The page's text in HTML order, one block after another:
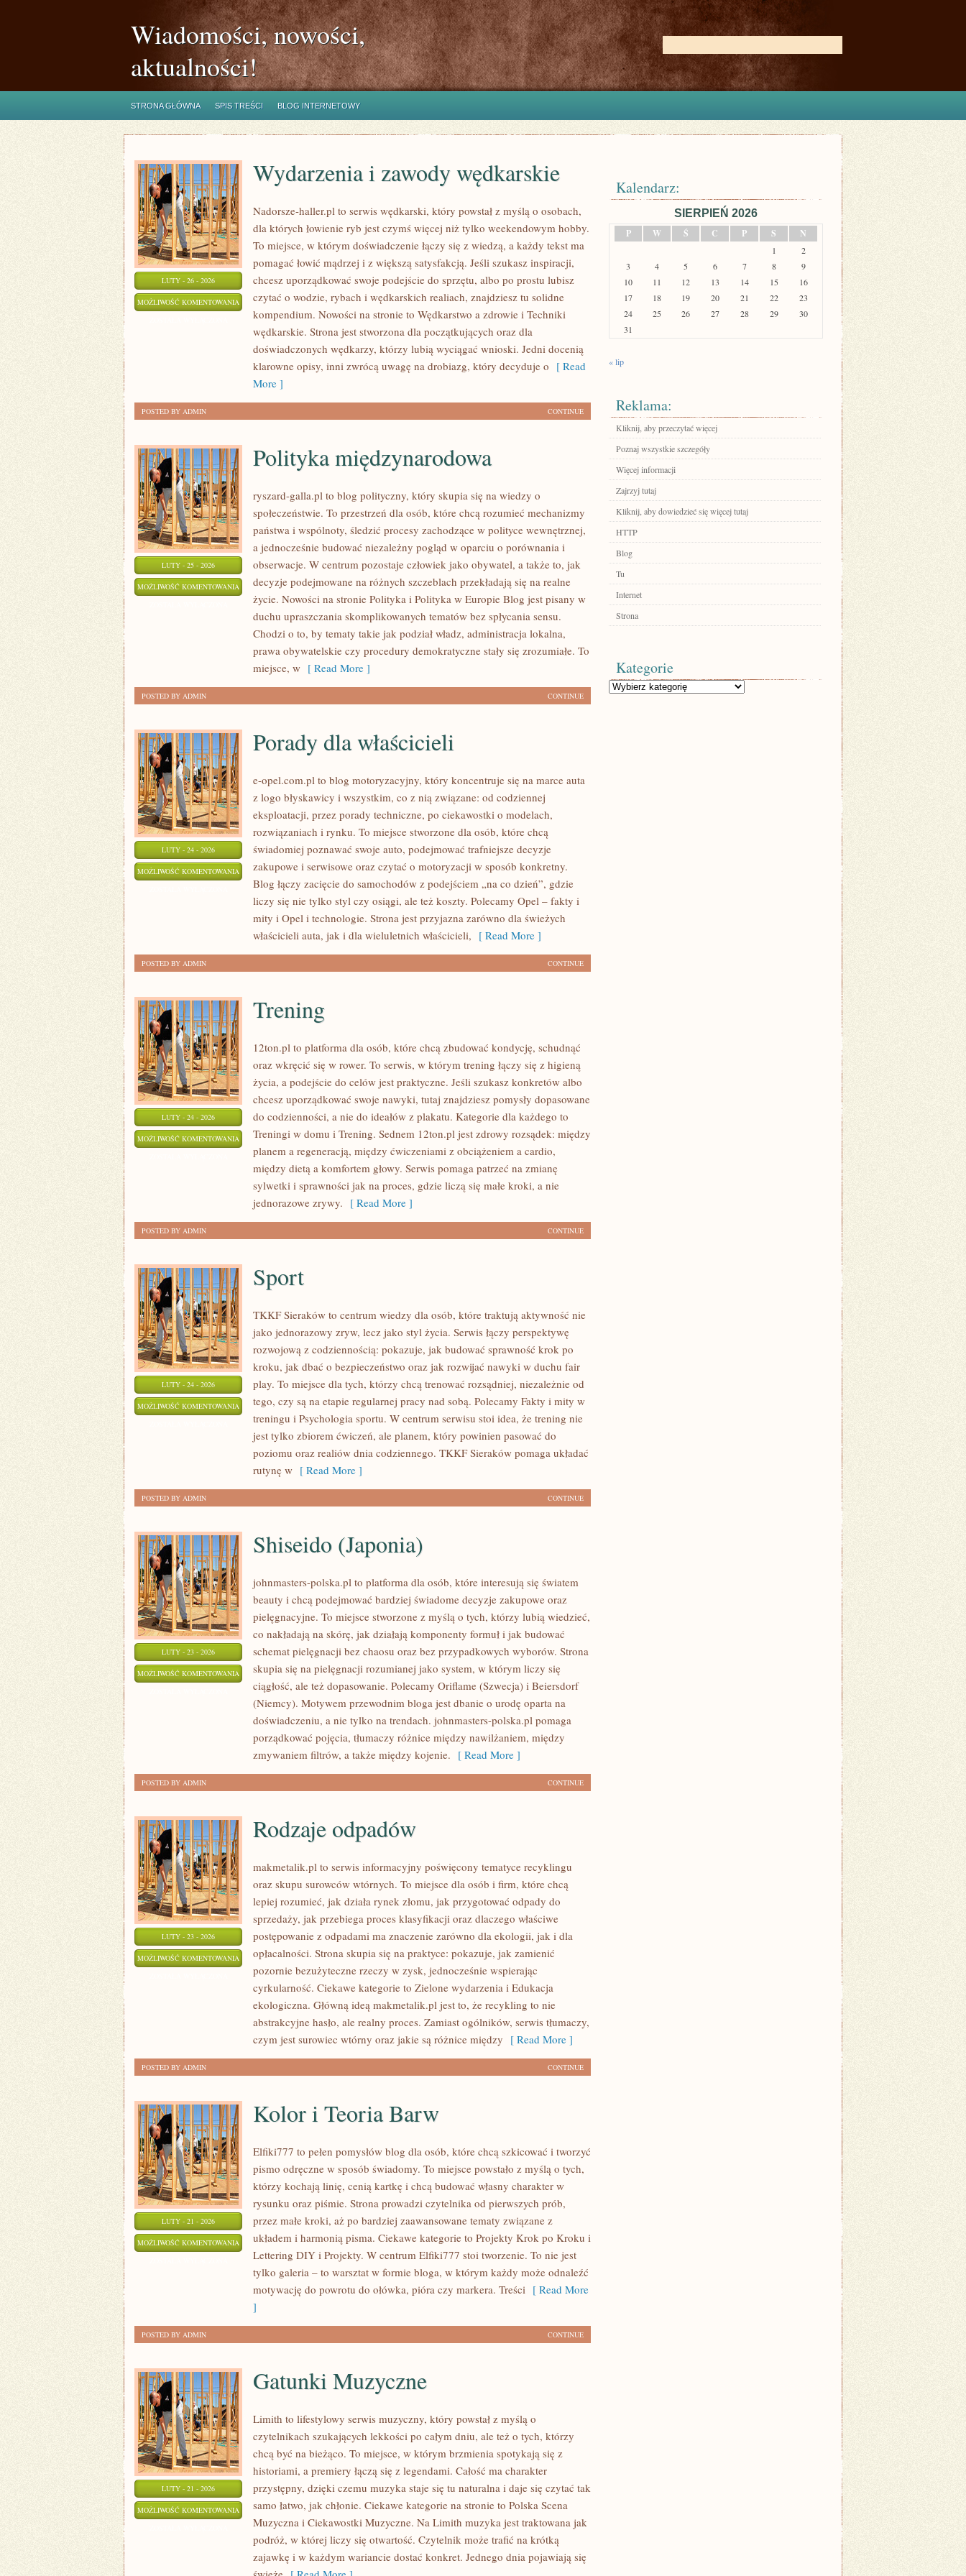
Wiadomości, nowości,
aktualności!
STRONA GŁÓWNA SPIS TREŚCI BLOG INTERNETOWY
LUTY - 26 - 2026
MOŻLIWOŚĆ KOMENTOWANIA WYDARZENIA
ZAWODY
WĘDKARSKIE
Wydarzenia i zawody wędkarskie
Nadorsze-haller.pl to serwis wędkarski, który powstał z myślą o osobach,
dla których łowienie ryb jest czymś więcej niż tylko weekendowym hobby.
To miejsce, w którym doświadczenie łączy się z wiedzą, a każdy tekst ma
pomagać łowić mądrzej i z większą satysfakcją. Jeśli szukasz inspiracji,
chcesz uporządkować swoje podejście do sprzętu, albo po prostu lubisz
czytać o wodzie, rybach i wędkarskich realiach, znajdziesz tu solidne
kompendium. Nowości na stronie to Wędkarstwo a zdrowie i Techniki
wędkarskie. Strona jest stworzona dla początkujących oraz dla
doświadczonych wędkarzy, którzy lubią wyciągać wnioski. Jedni docenią
klarowne opisy, inni zwrócą uwagę na drobiazg, który decyduje o [ Read
More ]
CONTINUE
POSTED BY ADMIN
LUTY - 25 - 2026
MOŻLIWOŚĆ KOMENTOWANIA POLITYKA
MIĘDZYNARODOWA
Polityka międzynarodowa
ryszard-galla.pl to blog polityczny, który skupia się na wiedzy o
społeczeństwie. To przestrzeń dla osób, które chcą rozumieć mechanizmy
państwa i wspólnoty, śledzić procesy zachodzące w polityce wewnętrznej,
a jednocześnie budować niezależny pogląd w oparciu o porównania i
obserwacje. W centrum pozostaje człowiek jako obywatel, a także to, jak
decyzje podejmowane na różnych szczeblach przekładają się na realne
życie. Nowości na stronie Polityka i Polityka w Europie Blog jest pisany w
duchu upraszczania skomplikowanych tematów bez spłycania sensu.
Chodzi o to, by tematy takie jak podział władz, administracja lokalna,
prawa obywatelskie czy procedury demokratyczne stały się zrozumiałe. To
miejsce, w [ Read More ]
CONTINUE
POSTED BY ADMIN
LUTY - 24 - 2026
MOŻLIWOŚĆ KOMENTOWANIA PORADY
WŁAŚCICIELI
Porady dla właścicieli
e-opel.com.pl to blog motoryzacyjny, który koncentruje się na marce auta
z logo błyskawicy i wszystkim, co z nią związane: od codziennej
eksploatacji, przez porady techniczne, po ciekawostki o modelach,
rozwiązaniach i rynku. To miejsce stworzone dla osób, które chcą
świadomiej poznawać swoje auto, podejmować trafniejsze decyzje
zakupowe i serwisowe oraz czytać o motoryzacji w sposób konkretny.
Blog łączy zacięcie do samochodów z podejściem „na co dzień”, gdzie
liczy się nie tylko styl czy osiągi, ale też koszty. Polecamy Opel – fakty i
mity i Opel i technologie. Strona jest przyjazna zarówno dla świeżych
właścicieli auta, jak i dla wieluletnich właścicieli, [ Read More ]
CONTINUE
POSTED BY ADMIN
LUTY - 24 - 2026
MOŻLIWOŚĆ KOMENTOWANIA TRENING
Trening
12ton.pl to platforma dla osób, które chcą zbudować kondycję, schudnąć
oraz wkręcić się w rower. To serwis, w którym trening łączy się z higieną
życia, a podejście do celów jest praktyczne. Jeśli szukasz konkretów albo
chcesz uporządkować swoje nawyki, tutaj znajdziesz pomysły dopasowane
do codzienności, a nie do ideałów z plakatu. Kategorie dla każdego to
Treningi w domu i Trening. Sednem 12ton.pl jest zdrowy rozsądek: między
planem a regeneracją, między ćwiczeniami z obciążeniem a cardio,
między dietą a komfortem głowy. Serwis pomaga patrzeć na zmianę
sylwetki i sprawności jak na proces, gdzie liczą się małe kroki, a nie
jednorazowe zrywy. [ Read More ]
CONTINUE
POSTED BY ADMIN
LUTY - 24 - 2026
MOŻLIWOŚĆ KOMENTOWANIA SPORT
Sport
TKKF Sieraków to centrum wiedzy dla osób, które traktują aktywność nie
jako jednorazowy zryw, lecz jako styl życia. Serwis łączy perspektywę
rozwojową z codziennością: pokazuje, jak budować sprawność krok po
kroku, jak dbać o bezpieczeństwo oraz jak rozwijać nawyki w duchu fair
play. To miejsce dla tych, którzy chcą trenować rozsądniej, niezależnie od
tego, czy są na etapie regularnej pracy nad sobą. Polecamy Fakty i mity w
treningu i Psychologia sportu. W centrum serwisu stoi idea, że trening nie
jest tylko zbiorem ćwiczeń, ale planem, który powinien pasować do
poziomu oraz realiów dnia codziennego. TKKF Sieraków pomaga układać
rutynę w [ Read More ]
CONTINUE
POSTED BY ADMIN
LUTY - 23 - 2026
MOŻLIWOŚĆ KOMENTOWANIA SHISEIDO
(JAPONIA)
Shiseido (Japonia)
johnmasters-polska.pl to platforma dla osób, które interesują się światem
beauty i chcą podejmować bardziej świadome decyzje zakupowe oraz
pielęgnacyjne. To miejsce stworzone z myślą o tych, którzy lubią wiedzieć,
co nakładają na skórę, jak działają komponenty formuł i jak budować
schemat pielęgnacji bez chaosu oraz bez przypadkowych wyborów. Strona
skupia się na pielęgnacji rozumianej jako system, w którym liczy się
ciągłość, ale też dopasowanie. Polecamy Oriflame (Szwecja) i Beiersdorf
(Niemcy). Motywem przewodnim bloga jest dbanie o urodę oparta na
doświadczeniu, a nie tylko na trendach. johnmasters-polska.pl pomaga
porządkować pojęcia, tłumaczy różnice między nawilżaniem, między
zmywaniem filtrów, a także między kojenie. [ Read More ]
CONTINUE
POSTED BY ADMIN
LUTY - 23 - 2026
MOŻLIWOŚĆ KOMENTOWANIA RODZAJE
ODPADÓW
Rodzaje odpadów
makmetalik.pl to serwis informacyjny poświęcony tematyce recyklingu
oraz skupu surowców wtórnych. To miejsce dla osób i firm, które chcą
lepiej rozumieć, jak działa rynek złomu, jak przygotować odpady do
sprzedaży, jak przebiega proces klasyfikacji oraz dlaczego właściwe
postępowanie z odpadami ma znaczenie zarówno dla ekologii, jak i dla
opłacalności. Strona skupia się na praktyce: pokazuje, jak zamienić
pozornie bezużyteczne rzeczy w zysk, jednocześnie wspierając
cyrkularność. Ciekawe kategorie to Zielone wydarzenia i Edukacja
ekologiczna. Główną ideą makmetalik.pl jest to, że recykling to nie
abstrakcyjne hasło, ale realny proces. Zamiast ogólników, serwis tłumaczy,
czym jest surowiec wtórny oraz jakie są różnice między [ Read More ]
CONTINUE
POSTED BY ADMIN
LUTY - 21 - 2026
MOŻLIWOŚĆ KOMENTOWANIA KOLOR
TEORIA
BARW
Kolor i Teoria Barw
Elfiki777 to pełen pomysłów blog dla osób, które chcą szkicować i tworzyć
pismo odręczne w sposób świadomy. To miejsce powstało z myślą o tych,
którzy kochają linię, cenią kartkę i chcą budować własny charakter w
rysunku oraz piśmie. Strona prowadzi czytelnika od pierwszych prób,
przez małe kroki, aż po bardziej zaawansowane tematy związane z
układem i harmonią pisma. Ciekawe kategorie to Projekty Krok po Kroku i
Lettering DIY i Projekty. W centrum Elfiki777 stoi tworzenie. To nie jest
tylko galeria – to warsztat w formie bloga, w którym każdy może odnaleźć
motywację do powrotu do ołówka, pióra czy markera. Treści [ Read More
]
CONTINUE
POSTED BY ADMIN
LUTY - 21 - 2026
MOŻLIWOŚĆ KOMENTOWANIA GATUNKI
MUZYCZNE
Gatunki Muzyczne
Limith to lifestylowy serwis muzyczny, który powstał z myślą o
czytelnikach szukających lekkości po całym dniu, ale też o tych, którzy
chcą być na bieżąco. To miejsce, w którym brzmienia spotykają się z
historiami, a premiery łączą się z legendami. Całość ma charakter
przystępny, dzięki czemu muzyka staje się tu naturalna i daje się czytać tak
samo łatwo, jak chłonie. Ciekawe kategorie na stronie to Polska Scena
Muzyczna i Ciekawostki Muzyczne. Na Limith muzyka jest traktowana jak
podróż, w której liczy się otwartość. Czytelnik może trafić na krótką
zajawkę i w każdym wariancie dostać konkret. Jednego dnia pojawiają się
Kalendarz:
SIERPIEŃ 2026
P
W Ś C P S N
1
2
3
4 5 6 7 8
9
10
11 12 13 14 15
16
17
18 19 20 21 22
23
24
25 26 27 28 29
30
31
« lip
Reklama:
Kliknij, aby przeczytać więcej
Poznaj wszystkie szczegóły
Więcej informacji
Zajrzyj tutaj
Kliknij, aby dowiedzieć się więcej tutaj
HTTP
Blog
Tu
Internet
Strona
Kategorie
Kategorie